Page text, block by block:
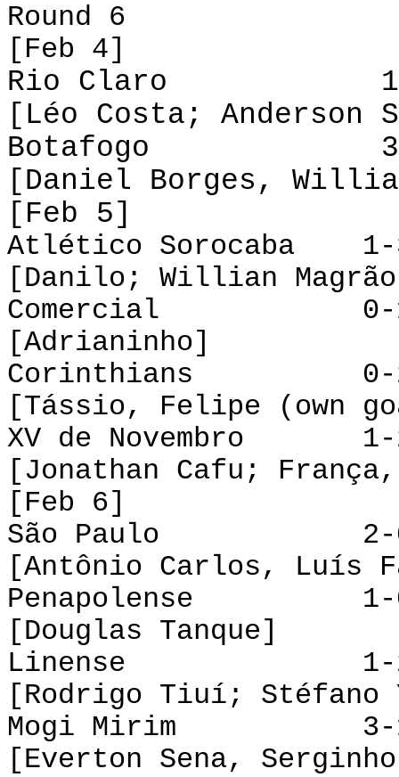
Round 6
[Feb 4]
Rio Claro 1-
[Léo Costa; Anderson
Botafogo 3-1
[Daniel Borges,
[Feb 5]
Atlético Sorocaba 1-
[Danilo; Willian
Comercial 0-1
[Adrianinho]
Corinthians 0-2
[Tássio, Felipe (own
XV de Novembro 1-
[Jonathan Cafu;
[Feb 6]
São Paulo 2-0
[Antônio Carlos, Luís
Penapolense 1-0
[Douglas Tanque]
Linense 1-2
[Rodrigo Tiuí;
Mogi Mirim 3-1
[Everton Sena,